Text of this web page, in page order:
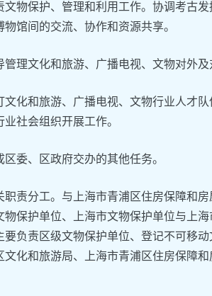
文物保护、管理和利用工作。协调考古
馆间的交流、协作和资源共享。
管理文化和旅游、广播电视、文物对外及
文化和旅游、广播电视、文物行业人才
社会组织开展工作。
区委、区政府交办的其他任务。
职责分工。与上海市青浦区住房保障和
物保护单位、上海市文物保护单位与上
要负责区级文物保护单位、登记不可移
文化和旅游局、上海市青浦区住房保障